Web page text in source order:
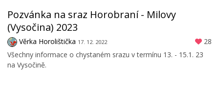
Pozvánka na sraz Horobraní - Milovy
(Vysočina) 2023
Věrka Horolištička 17. 12. 2022
28
Všechny informace o chystaném srazu v termínu 13. - 15.1. 23
na Vysočině.